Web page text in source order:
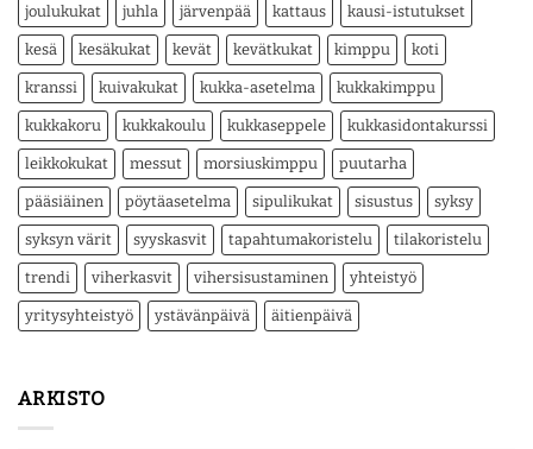
joulukukat juhla järvenpää kattaus kausi-istutukset
kesä kesäkukat kevät kevätkukat kimppu koti
kranssi kuivakukat kukka-asetelma kukkakimppu
kukkakoru kukkakoulu kukkaseppele kukkasidontakurssi
leikkokukat messut morsiuskimppu puutarha
pääsiäinen pöytäasetelma sipulikukat sisustus syksy
syksyn värit syyskasvit tapahtumakoristelu tilakoristelu
trendi viherkasvit vihersisustaminen yhteistyö
yritysyhteistyö ystävänpäivä äitienpäivä
ARKISTO